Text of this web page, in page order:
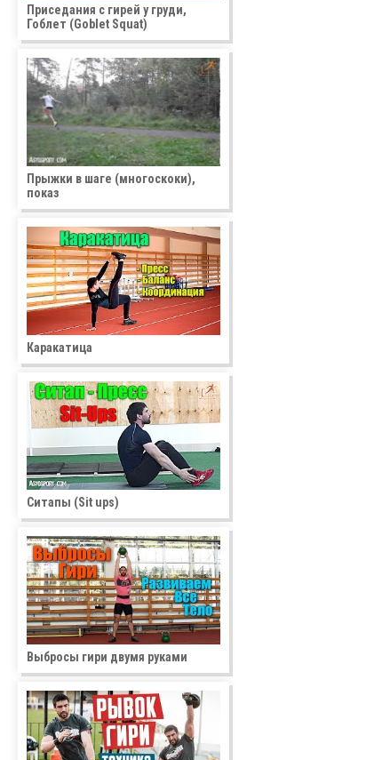
Приседания с гирей у груди,
Гоблет (Goblet Squat)
Прыжки в шаге (многоскоки),
показ
Каракатица
Ситапы (Sit ups)
Выбросы гири двумя руками